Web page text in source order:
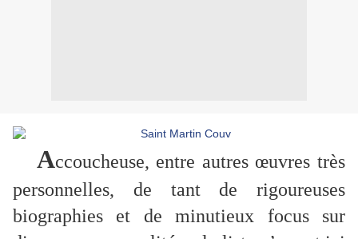
Accoucheuse, entre autres œuvres très
personnelles, de tant de rigoureuses
biographies et de minutieux focus sur